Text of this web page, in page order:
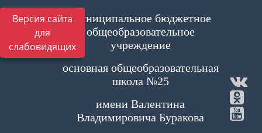
Версия сайта
для
слабовидящих
Муниципальное бюджетное
общеобразовательное
учреждение
основная общеобразовательная
школа №25
имени Валентина
Владимировича Буракова